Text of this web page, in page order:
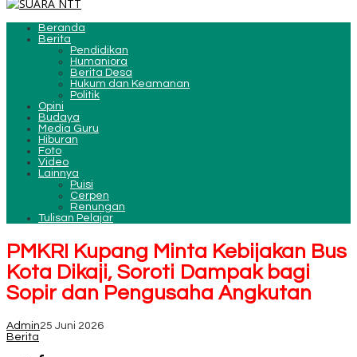
Beranda
Berita
Pendidikan
Humaniora
Berita Desa
Hukum dan Keamanan
Politik
Opini
Budaya
Media Guru
Hiburan
Foto
Video
Lainnya
Puisi
Cerpen
Renungan
Tulisan Pelajar
PMKRI Kupang Minta Kebijakan Bus
Kota Dikaji, Soroti Dampak bagi
Sopir dan Pengusaha Angkutan
Admin25 Juni 2026
Berita